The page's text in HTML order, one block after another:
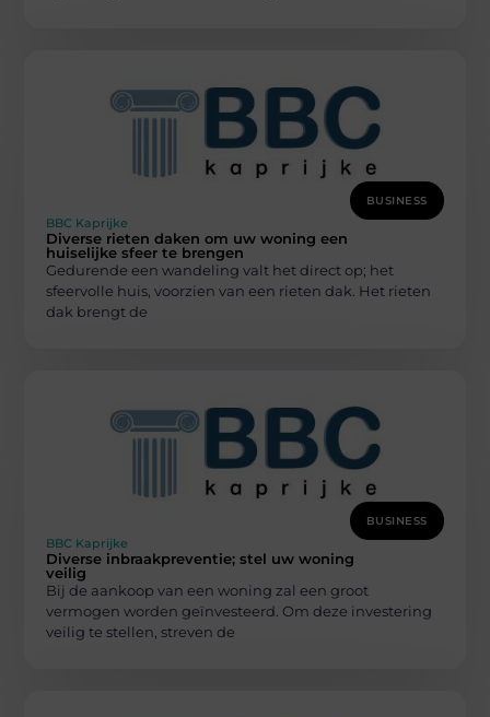
BUSINESS
BBC Kaprijke
Diverse rieten daken om uw woning een
huiselijke sfeer te brengen
Gedurende een wandeling valt het direct op; het
sfeervolle huis, voorzien van een rieten dak. Het rieten
dak brengt de
BUSINESS
BBC Kaprijke
Diverse inbraakpreventie; stel uw woning
veilig
Bij de aankoop van een woning zal een groot
vermogen worden geïnvesteerd. Om deze investering
veilig te stellen, streven de